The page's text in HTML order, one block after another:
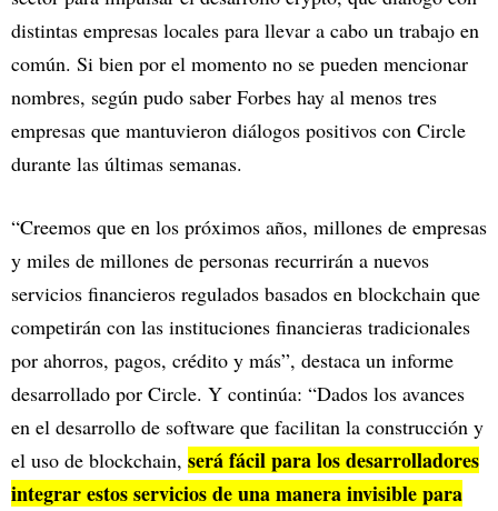
distintas empresas locales para llevar a cabo un trabajo en
común. Si bien por el momento no se pueden mencionar
nombres, según pudo saber Forbes hay al menos tres
empresas que mantuvieron diálogos positivos con Circle
durante las últimas semanas.
“Creemos que en los próximos años, millones de empresas
y miles de millones de personas recurrirán a nuevos
servicios financieros regulados basados en blockchain que
competirán con las instituciones financieras tradicionales
por ahorros, pagos, crédito y más”, destaca un informe
desarrollado por Circle. Y continúa: “Dados los avances
en el desarrollo de software que facilitan la construcción y
el uso de blockchain, será fácil para los desarrolladores
integrar estos servicios de una manera invisible para